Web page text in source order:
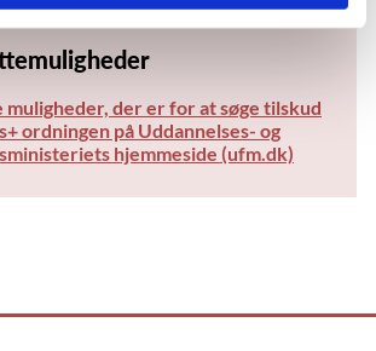
muligheder, der er for at søge tilskud
ordningen på Uddannelses- og
hjemmeside (ufm.dk)